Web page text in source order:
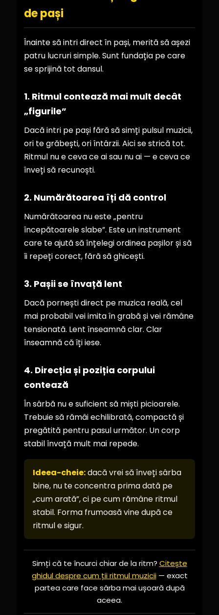
de pași
Înainte să intri direct în pași, merită să așezi
patru lucruri simple. Sunt fundația pe care
se sprijină tot dansul.
1. Ritmul contează mai mult decât
„figurile”
Dacă intri pe pași fără să simți pulsul muzicii,
ori te grăbești, ori întârzii. Aici se strică tot.
Ritmul nu e ceva ce ai sau nu ai — e ceva ce
înveți să recunoști.
2. Numărătoarea îți dă control
Numărătoarea nu este „pentru
începătoarele slabe”. Este un instrument
care te ajută să înțelegi ordinea pașilor și să
îi repeți corect, fără să ghicești.
3. Pașii se învață lent
Dacă pornești direct pe muzica reală, cel
mai probabil vei imita în grabă și vei rămâne
tensionată. Lent înseamnă clar. Clar
înseamnă că îți iese.
4. Direcția și poziția corpului
contează
În sârbă nu e suficient să miști picioarele.
Trebuie să rămâi echilibrată, compactă și
pregătită pentru pasul următor. Un corp
stabil învață mult mai repede.
Ideea-cheie:dacă vrei să înveți sârba
bine, nu te concentra prima dată pe
„cum arată”, ci pe cum rămâne ritmul
stabil. Forma frumoasă vine după ce
ritmul e sigur.
Simți că te încurci chiar de la ritm? Citește
ghidul despre cum ții ritmul muzicii— exact
partea care face sârba mai ușoară după
aceea.